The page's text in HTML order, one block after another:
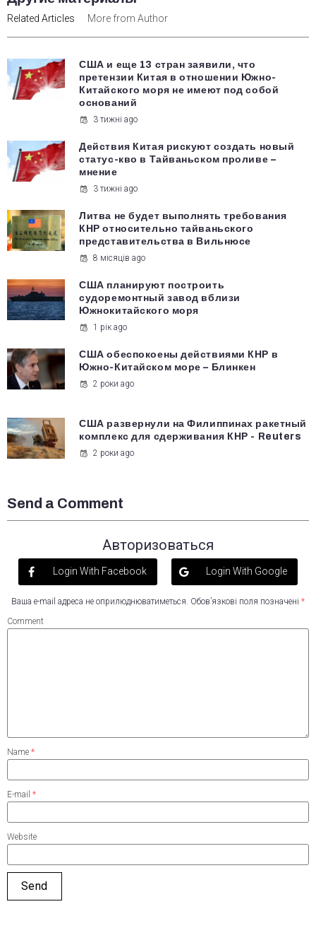
Related Articles More from Author
США и еще 13 стран заявили, что
претензии Китая в отношении Южно-
Китайского моря не имеют под собой
оснований
3 тижні ago
Действия Китая рискуют создать новый
статус-кво в Тайваньском проливе –
мнение
3 тижні ago
Литва не будет выполнять требования
КНР относительно тайваньского
представительства в Вильнюсе
8 місяців ago
США планируют построить
судоремонтный завод вблизи
Южнокитайского моря
1 рік ago
США обеспокоены действиями КНР в
Южно-Китайском море – Блинкен
2 роки ago
США развернули на Филиппинах ракетный
комплекс для сдерживания КНР - Reuters
2 роки ago
Send a Comment
Авторизоваться
Login With Facebook Login With Google
Ваша e-mail адреса не оприлюднюватиметься. Обов’язкові поля позначені *
Comment
Name *
E-mail *
Website